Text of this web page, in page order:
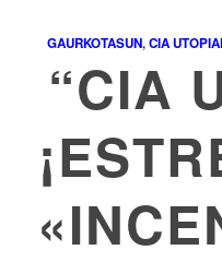
GAURKOTASUN,CIA
“CIA